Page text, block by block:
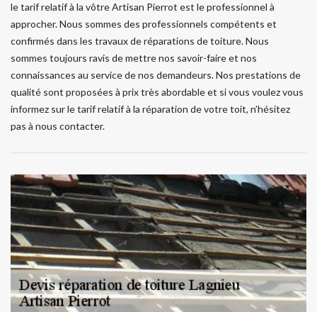
le tarif relatif à la vôtre Artisan Pierrot est le professionnel à
approcher. Nous sommes des professionnels compétents et
confirmés dans les travaux de réparations de toiture. Nous
sommes toujours ravis de mettre nos savoir-faire et nos
connaissances au service de nos demandeurs. Nos prestations de
qualité sont proposées à prix très abordable et si vous voulez vous
informez sur le tarif relatif à la réparation de votre toit, n’hésitez
pas à nous contacter.